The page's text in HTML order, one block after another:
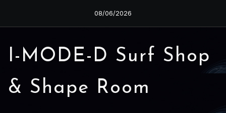
08/06/2026
I-MODE-D Surf Shop
& Shape Room